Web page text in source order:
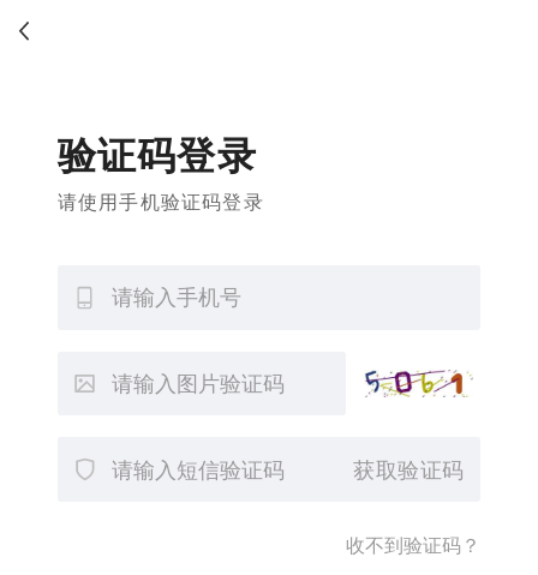
验证码登录
请使用手机验证码登录
获取验证码
收不到验证码？